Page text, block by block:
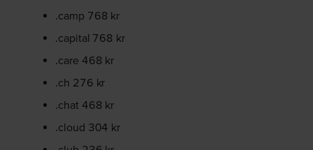
.camp 768 kr
.capital 768 kr
.care 468 kr
.ch 276 kr
.chat 468 kr
.cloud 304 kr